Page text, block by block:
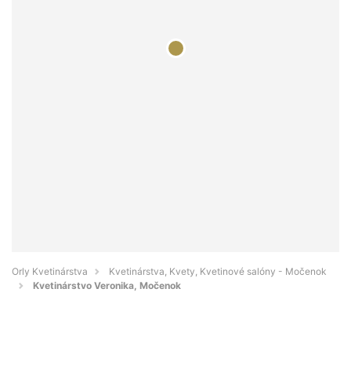
Orly Kvetinárstva
Kvetinárstva, Kvety, Kvetinové salóny - Močenok
Kvetinárstvo Veronika, Močenok